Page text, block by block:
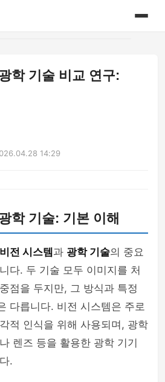
학 기술 비교 연구:
14:29
학 기술: 기본 이해
비전 시스템 과 광학 기술의 중요
다. 두 기술 모두 이미지를 처
점을 두지만, 그 방식과 특정
다릅니다. 비전 시스템은 주로
적 인식을 위해 사용되며, 광학
렌즈 등을 활용한 광학 기기
.